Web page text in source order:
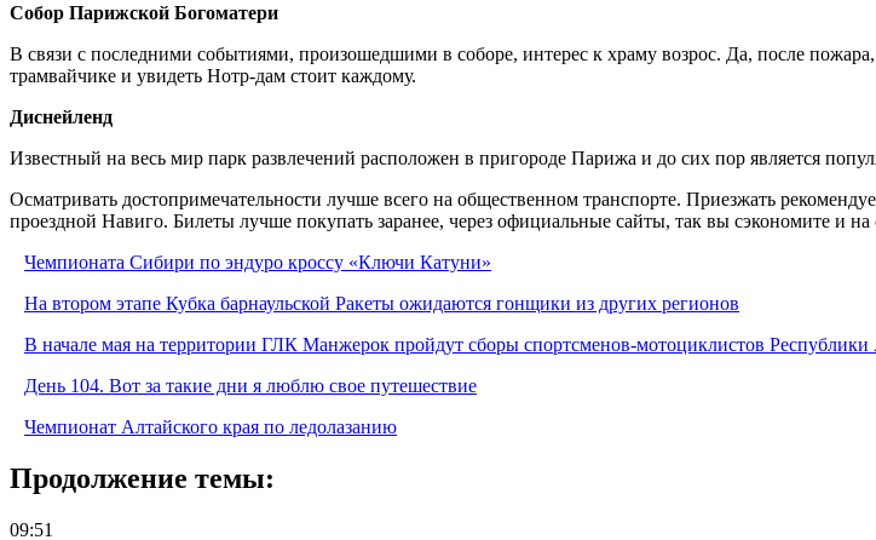
Собор Парижской Богоматери
В связи с последними событиями, произошедшими в соборе, интерес к храму возрос. Да, после
трамвайчике и увидеть Нотр-дам стоит каждому.
Диснейленд
Известный на весь мир парк развлечений расположен в пригороде Парижа и до сих пор является
Осматривать достопримечательности лучше всего на общественном транспорте. Приезжать
проездной Навиго. Билеты лучше покупать заранее, через официальные сайты, так вы сэкономите и на
Чемпионата Сибири по эндуро кроссу «Ключи Катуни»
На втором этапе Кубка барнаульской Ракеты ожидаются гонщики из других регионов
В начале мая на территории ГЛК Манжерок пройдут сборы спортсменов-мотоциклистов Республики
День 104. Вот за такие дни я люблю свое путешествие
Чемпионат Алтайского края по ледолазанию
Продолжение темы:
09:51